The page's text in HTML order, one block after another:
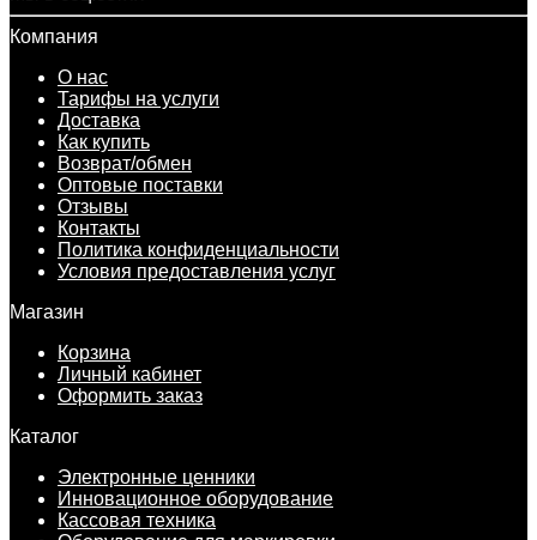
Компания
О нас
Тарифы на услуги
Доставка
Как купить
Возврат/обмен
Оптовые поставки
Отзывы
Контакты
Политика конфиденциальности
Условия предоставления услуг
Магазин
Корзина
Личный кабинет
Оформить заказ
Каталог
Электронные ценники
Инновационное оборудование
Кассовая техника